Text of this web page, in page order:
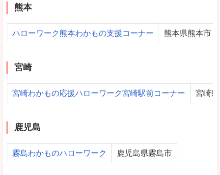
熊本
ハローワーク熊本わかもの支援コーナー 熊本県熊本市
宮崎
宮崎わかもの応援ハローワーク宮崎駅前コーナー 宮崎
鹿児島
霧島わかものハローワーク 鹿児島県霧島市